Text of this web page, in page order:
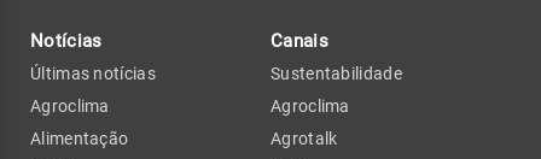
Notícias
Últimas notícias
Agroclima
Alimentação
Canais
Sustentabilidade
Agroclima
Agrotalk